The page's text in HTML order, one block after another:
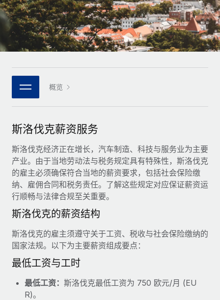
基础设施
Remote Embedded
将人力资源无缝融入工作流程
团队的内置核心人力资源功能
连接 新的
使用我们的 MCP 将任何人工智能工具与 Remote 平台相连
借助核心业务工具简化流程
服务
咨询专家
获得全球人力资源与合规方面的专家帮助
背景调查
合规守望台
防范合规风险
设备管理
在全球范围内配置和跟踪 IT 设备
中型市场
通过定制化人力资源解决方案扩展团队
企业
与我们携手合作
战略技术合作伙伴
与我们共探合作机遇
Remote Build 即将推出
集成与人工智能自动化咨询
案例研究
研究与指引
案例研究
人力资源术语表
核对表和模板
职位描述库
网络研讨会
活动
新闻室
薪金与人才洞察
洞察中心
获得支持
查看全部资源
博客
Why owned entities are key to maintaining
EOR compliance
Deutsch
Español
Italiano
Português (Portugal)
日本語
한국어
中文（简体）
概览
斯洛伐克薪资服务
斯洛伐克经济正在增长，汽车制造、科技与服务业为主要
产业。由于当地劳动法与税务规定具有特殊性，斯洛伐克
的雇主必须确保符合当地的薪资要求，包括社会保险缴
纳、雇佣合同和税务责任。了解这些规定对应保证薪资运
行顺畅与法律合规至关重要。
斯洛伐克的薪资结构
斯洛伐克的雇主须遵守关于工资、税收与社会保险缴纳的
国家法规。以下为主要薪资组成要点：
最低工资与工时
最低工资： 斯洛伐克最低工资为 750 欧元/月 (EU
R)。